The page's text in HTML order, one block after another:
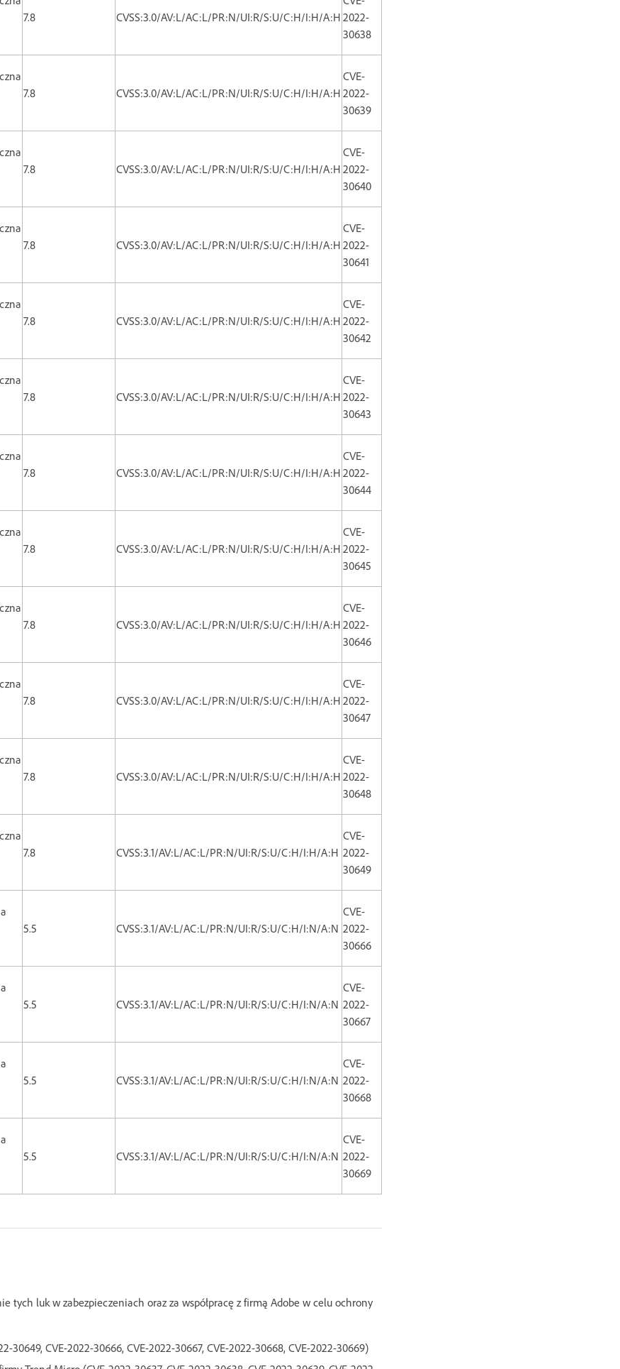
7.8
CVSS:3.0/AV:L/AC:L/PR:N/UI:R/S:U/C:H/I:H/A:H 2022-
30638
7.8
CVSS:3.0/AV:L/AC:L/PR:N/UI:R/S:U/C:H/I:H/A:H
CVE-
2022-
30639
7.8
CVSS:3.0/AV:L/AC:L/PR:N/UI:R/S:U/C:H/I:H/A:H
CVE-
2022-
30640
7.8
CVSS:3.0/AV:L/AC:L/PR:N/UI:R/S:U/C:H/I:H/A:H
CVE-
2022-
30641
7.8
CVSS:3.0/AV:L/AC:L/PR:N/UI:R/S:U/C:H/I:H/A:H
CVE-
2022-
30642
7.8
CVSS:3.0/AV:L/AC:L/PR:N/UI:R/S:U/C:H/I:H/A:H
CVE-
2022-
30643
7.8
CVSS:3.0/AV:L/AC:L/PR:N/UI:R/S:U/C:H/I:H/A:H
CVE-
2022-
30644
7.8
CVSS:3.0/AV:L/AC:L/PR:N/UI:R/S:U/C:H/I:H/A:H
CVE-
2022-
30645
7.8
CVSS:3.0/AV:L/AC:L/PR:N/UI:R/S:U/C:H/I:H/A:H
CVE-
2022-
30646
7.8
CVSS:3.0/AV:L/AC:L/PR:N/UI:R/S:U/C:H/I:H/A:H
CVE-
2022-
30647
7.8
CVSS:3.0/AV:L/AC:L/PR:N/UI:R/S:U/C:H/I:H/A:H
CVE-
2022-
30648
7.8
CVSS:3.1/AV:L/AC:L/PR:N/UI:R/S:U/C:H/I:H/A:H
CVE-
2022-
30649
5.5
CVSS:3.1/AV:L/AC:L/PR:N/UI:R/S:U/C:H/I:N/A:N
CVE-
2022-
30666
5.5
CVSS:3.1/AV:L/AC:L/PR:N/UI:R/S:U/C:H/I:N/A:N
CVE-
2022-
30667
5.5
CVSS:3.1/AV:L/AC:L/PR:N/UI:R/S:U/C:H/I:N/A:N
CVE-
2022-
30668
5.5
CVSS:3.1/AV:L/AC:L/PR:N/UI:R/S:U/C:H/I:N/A:N
CVE-
2022-
30669
tych luk w zabezpieczeniach oraz za współpracę z firmą Adobe w celu ochrony
CVE-2022-30666, CVE-2022-30667, CVE-2022-30668, CVE-2022-30669)